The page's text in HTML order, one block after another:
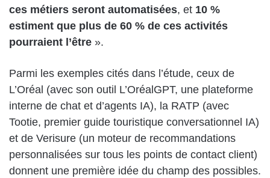
ces métiers seront automatisées, et 10 %
estiment que plus de 60 % de ces activités
pourraient l’être ».
Parmi les exemples cités dans l’étude, ceux de
L’Oréal (avec son outil L’OréalGPT, une plateforme
interne de chat et d’agents IA), la RATP (avec
Tootie, premier guide touristique conversationnel IA)
et de Verisure (un moteur de recommandations
personnalisées sur tous les points de contact client)
donnent une première idée du champ des possibles.